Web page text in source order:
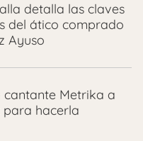
detalla las claves
del ático comprado
Ayuso
cantante Metrika a
para hacerla